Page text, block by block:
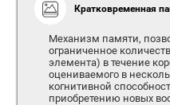
Кратковременная
Механизм памяти,
ограниченное
элемента) в течение
оцениваемого в
когнитивной
приобретению новых